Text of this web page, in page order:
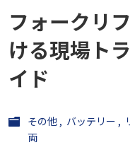
フォークリ
ける現場ト
イド
その他 バッテリー
両